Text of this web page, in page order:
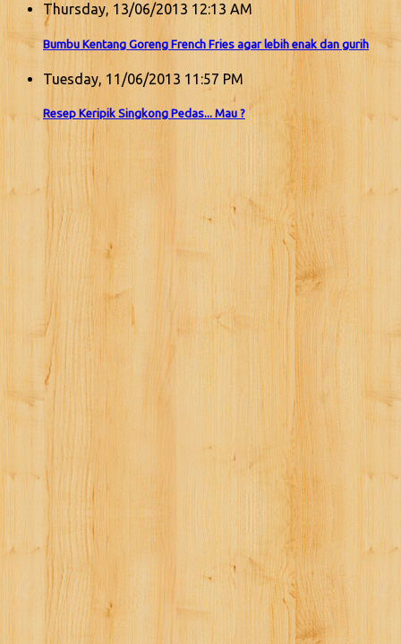
Thursday, 13/06/2013 12:13 AM
Bumbu Kentang Goreng French Fries agar lebih enak dan gurih
Tuesday, 11/06/2013 11:57 PM
Resep Keripik Singkong Pedas... Mau ?